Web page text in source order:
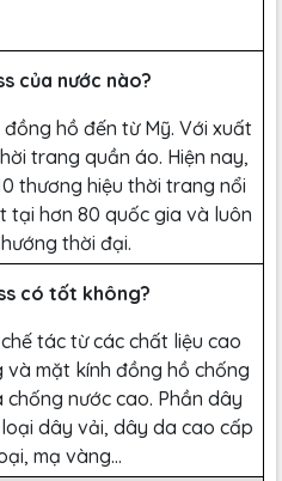
của nước nào?
hồ đến từ Mỹ. Với xuất
trang quần áo. Hiện nay,
thương hiệu thời trang nổi
tại hơn 80 quốc gia và luôn
thời đại.
có tốt không?
tác từ các chất liệu cao
mặt kính đồng hồ chống
nước cao. Phần dây
dây vải, dây da cao cấp
mạ vàng…